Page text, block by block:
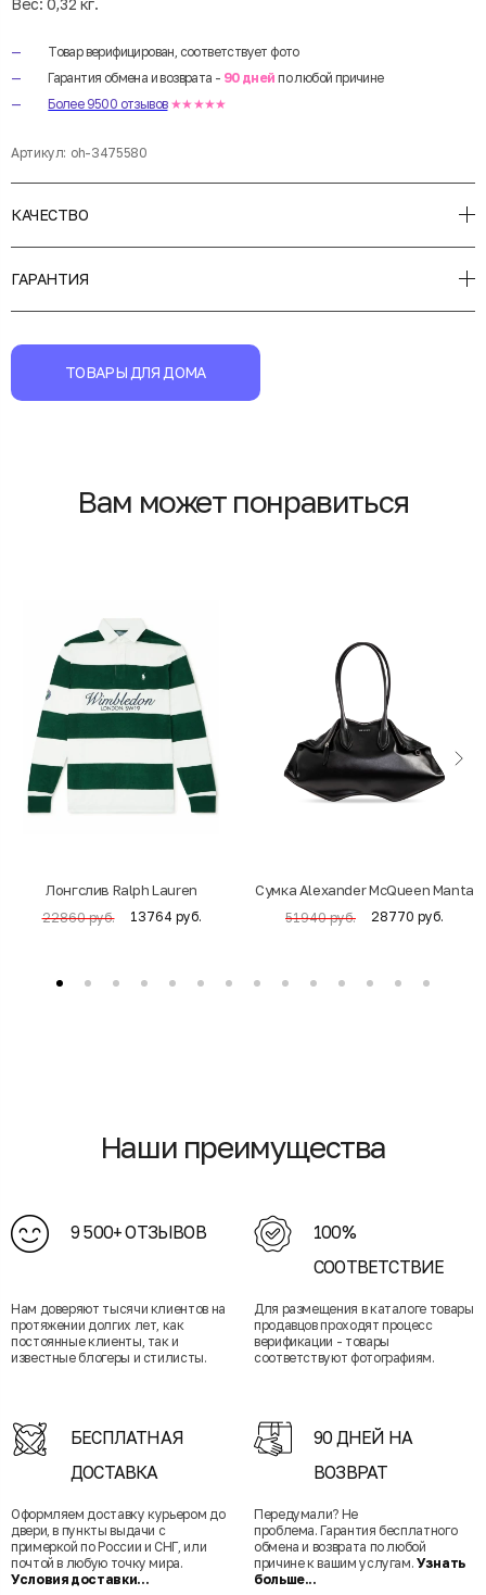
Товар верифицирован, соответствует фото
Гарантия обмена и возврата - 90 дней по любой причине
Более 9500 отзывов ★★★★★
Артикул: oh-3475580
КАЧЕСТВО
ГАРАНТИЯ
ТОВАРЫ ДЛЯ ДОМА
Вам может понравиться
Лонгслив Ralph Lauren
22860 руб. 13764 руб.
Cумка Alexander McQueen Manta
51940 руб. 28770 руб.
Наши преимущества
9 500+ ОТЗЫВОВ
Нам доверяют тысячи клиентов на
протяжении долгих лет, как
постоянные клиенты, так и
известные блогеры и стилисты.
100%
СООТВЕТСТВИЕ
Для размещения в каталоге товары
продавцов проходят процесс
верификации - товары
соответствуют фотографиям.
БЕСПЛАТНАЯ
ДОСТАВКА
Оформляем доставку курьером до
двери, в пункты выдачи с
примеркой по России и СНГ, или
почтой в любую точку мира.
Условия доставки...
90 ДНЕЙ НА
ВОЗВРАТ
Передумали? Не
проблема. Гарантия бесплатного
обмена и возврата по любой
причине к вашим услугам. Узнать
больше...